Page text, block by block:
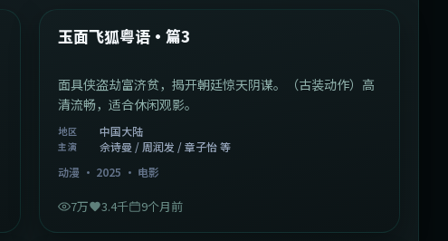
最新
玉面飞狐粤语·篇3
面具侠盗劫富济贫，揭开朝廷惊天阴谋。（古装动作）高
清流畅，适合休闲观影。
地区 中国大陆
主演
佘诗曼 / 周润发 / 章子怡 等
动漫 · 2025 · 电影
7万 3.4千 9个月前
中国大陆 1:09:53